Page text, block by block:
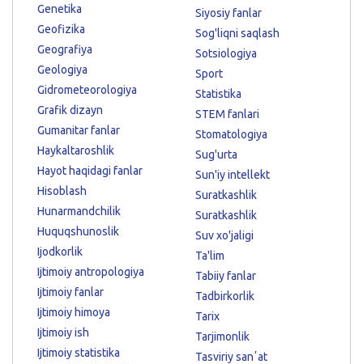
Genetika
Geofizika
Geografiya
Geologiya
Gidrometeorologiya
Grafik dizayn
Gumanitar fanlar
Haykaltaroshlik
Hayot haqidagi fanlar
Hisoblash
Hunarmandchilik
Huquqshunoslik
Ijodkorlik
Ijtimoiy antropologiya
Ijtimoiy fanlar
Ijtimoiy himoya
Ijtimoiy ish
Ijtimoiy statistika
Siyosiy fanlar
Sog'liqni saqlash
Sotsiologiya
Sport
Statistika
STEM fanlari
Stomatologiya
Sug'urta
Sun'iy intellekt
Suratkashlik
Suratkashlik
Suv xo'jaligi
Ta'lim
Tabiiy fanlar
Tadbirkorlik
Tarix
Tarjimonlik
Tasviriy sanʼat